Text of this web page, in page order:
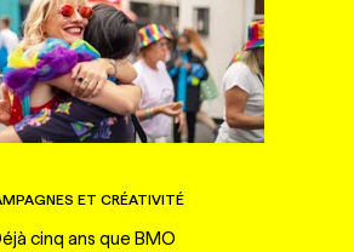
ET CRÉATIVITÉ
cinq ans que BMO